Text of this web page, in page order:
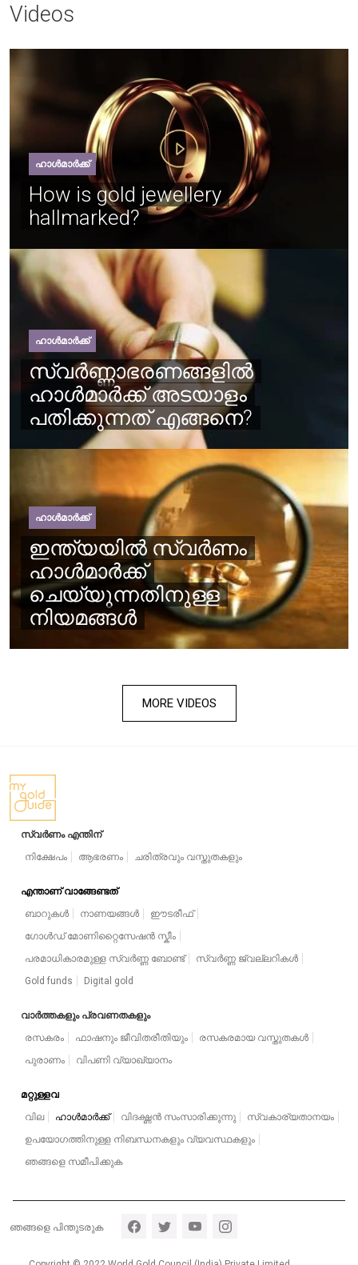
Videos
ഹാൾമാർക്ക്
How is gold jewellery
hallmarked?
ഹാൾമാർക്ക്
സ്വർണ്ണാഭരണങ്ങളിൽ
ഹാൾമാർക്ക് അടയാളം
പതിക്കുന്നത് എങ്ങനെ?
ഹാൾമാർക്ക്
ഇന്ത്യയിൽ സ്വർണം
ഹാൾമാർക്ക്
ചെയ്യുന്നതിനുള്ള
നിയമങ്ങൾ
MORE VIDEOS
സ്വർണം എന്തിന്
നിക്ഷേപം
ആഭരണം ചരിത്രവും വസ്തുതകളും
എന്താണ് വാങ്ങേണ്ടത്
ബാറുകൾ
നാണയങ്ങൾ
ഈടരീഫ്
ഗോൾഡ് മോണിറ്റൈസേഷൻ സ്കീം
പരമാധികാരമുള്ള സ്വർണ്ണ ബോണ്ട്
സ്വർണ്ണ ജ്വല്ലറികൾ
Gold funds
Digital gold
വാർത്തകളും പ്രവണതകളും
രസകരം
ഫാഷനും ജീവിതരീതിയും
രസകരമായ വസ്തുതകൾ
പുരാണം
വിപണി വ്യാഖ്യാനം
മറ്റുള്ളവ
വില
ഹാൾമാർക്ക് വിദഗ്ദ്ധൻ സംസാരിക്കുന്നു
സ്വകാര്യതാനയം
ഉപയോഗത്തിനുള്ള നിബന്ധനകളും വ്യവസ്ഥകളും
ഞങ്ങളെ സമീപിക്കുക
Footer section 5
ഞങ്ങളെ പിന്തുടരുക